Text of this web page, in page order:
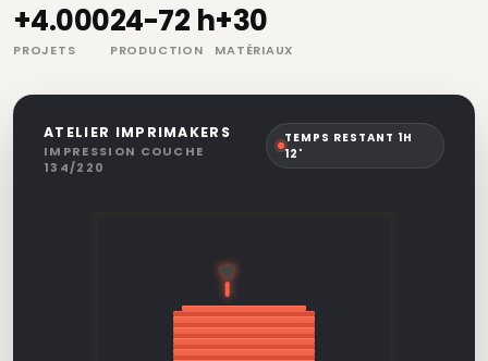
+4.000
PROJETS
24-72 h
PRODUCTION
+30
MATÉRIAUX
ATELIER IMPRIMAKERS
IMPRESSION COUCHE
134/220
TEMPS RESTANT 1H
12'